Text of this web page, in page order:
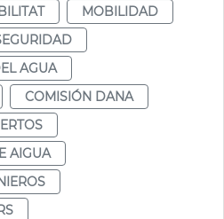
MOBILIDAD
AGUA
COMISIÓN DANA
AIGUA